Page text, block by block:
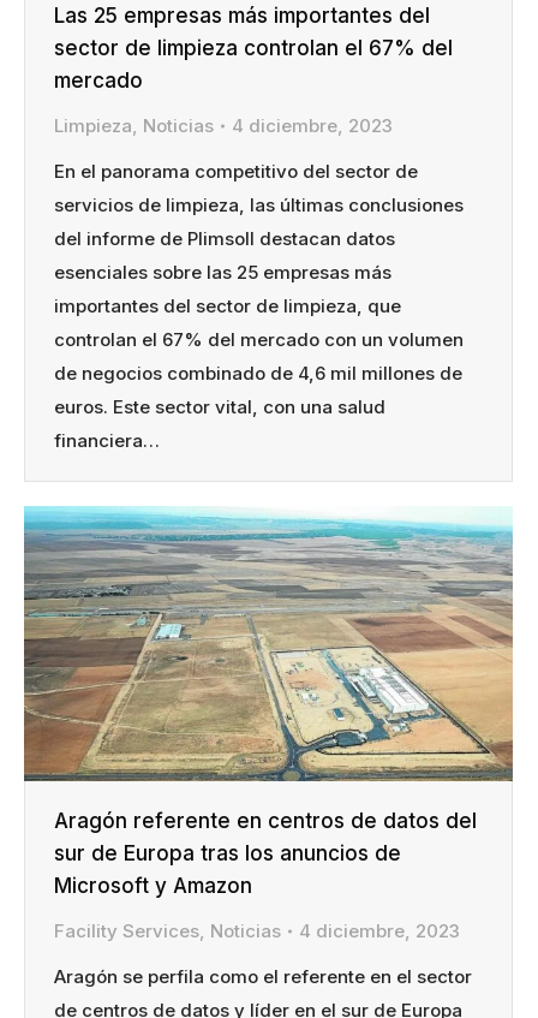
Las 25 empresas más importantes del
sector de limpieza controlan el 67% del
mercado
Limpieza, Noticias
4 diciembre, 2023
En el panorama competitivo del sector de
servicios de limpieza, las últimas conclusiones
del informe de Plimsoll destacan datos
esenciales sobre las 25 empresas más
importantes del sector de limpieza, que
controlan el 67% del mercado con un volumen
de negocios combinado de 4,6 mil millones de
euros. Este sector vital, con una salud
financiera…
Aragón referente en centros de datos del
sur de Europa tras los anuncios de
Microsoft y Amazon
Facility Services Noticias
4 diciembre, 2023
Aragón se perfila como el referente en el sector
de centros de datos y líder en el sur de Europa